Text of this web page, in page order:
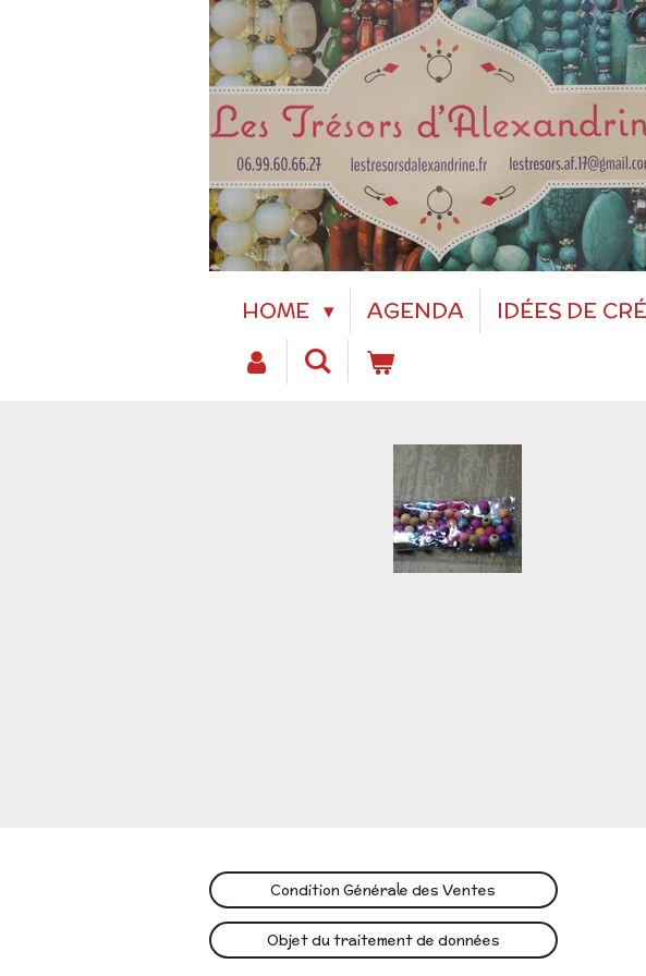
HOME AGENDA IDÉES DE
Condition Générale des Ventes
Objet du traitement de données